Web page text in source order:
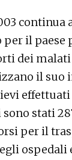
continua
il paese
dei
il
stati
per il